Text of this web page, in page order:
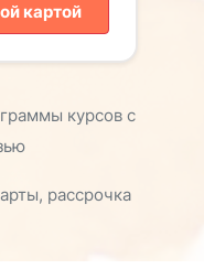
картой
курсов с
рассрочка